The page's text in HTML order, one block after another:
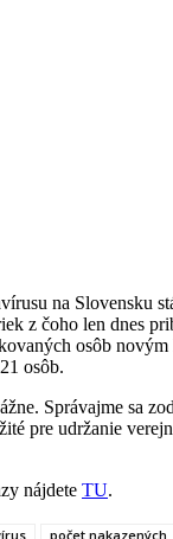
na Slovensku
z čoho len dnes
osôb novým
osôb.
Správajme sa
pre udržanie
nájdete TU.
počet nakazených